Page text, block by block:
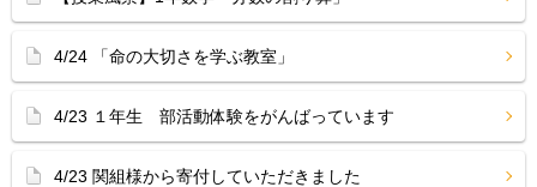
4/24 「命の大切さを学ぶ教室」
4/23 １年生 部活動体験をがんばっています
4/23 関組様から寄付していただきました